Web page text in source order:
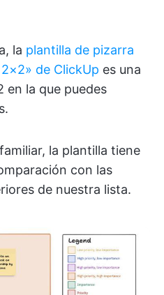
la plantilla de pizarra
de ClickUp es una
en la que puedes
la plantilla tiene
con las
de nuestra lista.